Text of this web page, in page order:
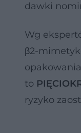
dawki
Wg
β2-
to
ryzyko